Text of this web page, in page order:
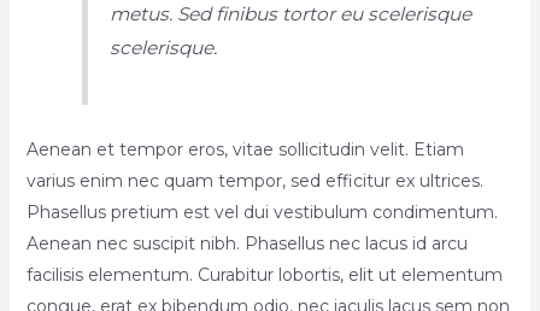
metus. Sed finibus tortor eu scelerisque
scelerisque.
Aenean et tempor eros, vitae sollicitudin velit. Etiam
varius enim nec quam tempor, sed efficitur ex ultrices.
Phasellus pretium est vel dui vestibulum condimentum.
Aenean nec suscipit nibh. Phasellus nec lacus id arcu
facilisis elementum. Curabitur lobortis, elit ut elementum
congue, erat ex bibendum odio, nec iaculis lacus sem non